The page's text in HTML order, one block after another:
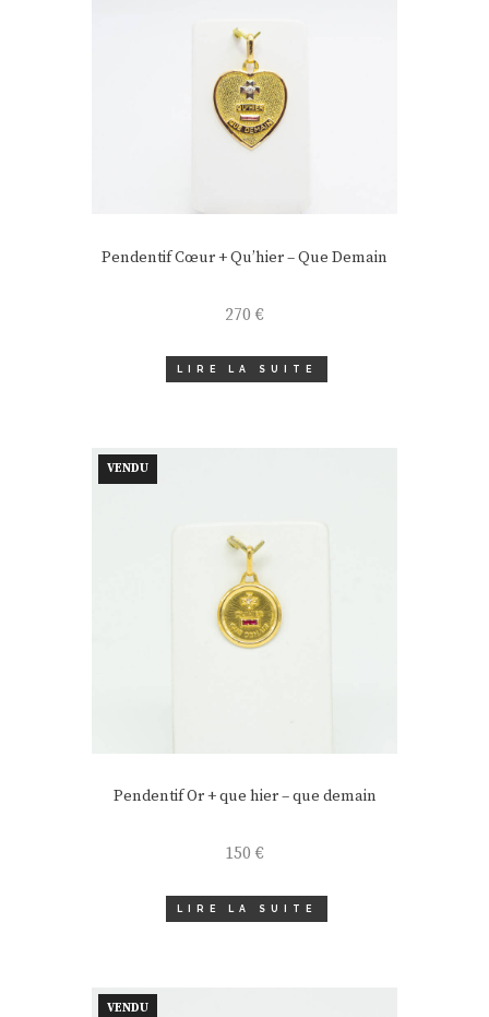
Pendentif Cœur + Qu’hier – Que Demain
270 €
LIRE LA SUITE
VENDU
Pendentif Or + que hier – que demain
150 €
LIRE LA SUITE
VENDU